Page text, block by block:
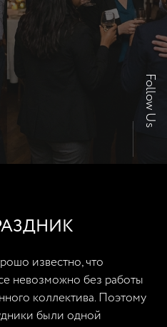
Follow Us
известно, что
невозможно без работы
коллектива. Поэтому
были одной